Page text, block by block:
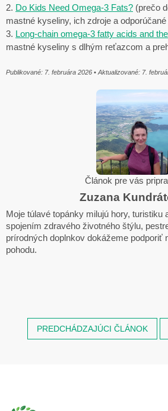
2. Do Kids Need Omega-3 Fats? (prečo
mastné kyseliny, ich zdroje a
3. Long-chain omega-3 fatty acids and
mastné kyseliny s dlhým reťazcom a
Publikované: 7. februára 2026 • Aktualizované: 7.
Článok pre vás
Zuzana
Moje túlavé topánky milujú hory, turistiku
spojením zdravého životného štýlu,
prírodných doplnkov dokážeme podporiť
pohodu.
PREDCHÁDZAJÚCI ČLÁNOK